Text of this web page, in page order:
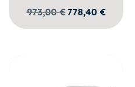
973,00€778,40 €